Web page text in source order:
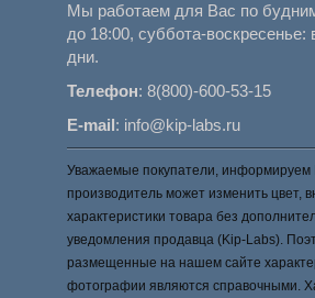
Мы работаем для Вас по
до 18:00, суббота-
дни.
Телефон:8(800)-600-53-15
E-mail: info@kip-labs.ru
Уважаемые покупатели, информируем
производитель может изменить цвет,
характеристики товара без
уведомления продавца (Kip-Labs).
размещенные на нашем сайте
фотографии являются справочными.